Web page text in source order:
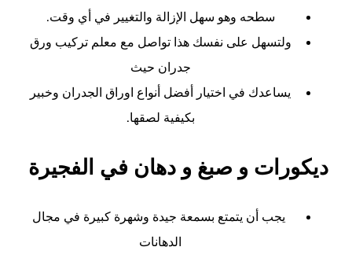
سطحه وهو سهل الإزالة والتغيير في أي وقت.
ولتسهل على نفسك هذا تواصل مع معلم تركيب ورق
جدران حيث
يساعدك في اختيار أفضل أنواع اوراق الجدران وخبير
بكيفية لصقها.
ديكورات و صبغ و دهان في الفجيرة
يجب أن يتمتع بسمعة جيدة وشهرة كبيرة في مجال
الدهانات